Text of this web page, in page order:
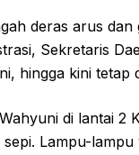
deras arus
Sekretaris
hingga kini
di lantai 2
Lampu-